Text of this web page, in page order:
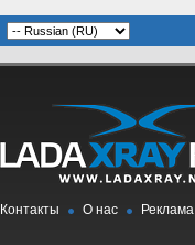
Контакты О нас Реклама